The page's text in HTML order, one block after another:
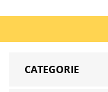
CATEGORIE